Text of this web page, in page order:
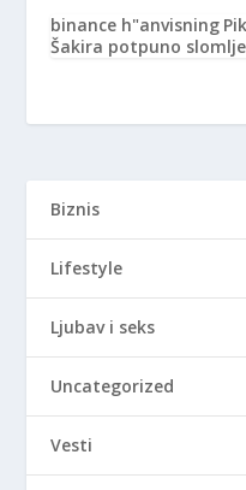
binance h"anvisning
Šakira potpuno
Biznis
Lifestyle
Ljubav i seks
Uncategorized
Vesti